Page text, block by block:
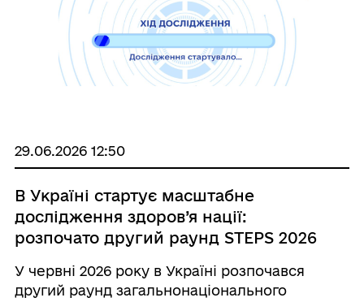
29.06.2026 12:50
В Україні стартує масштабне
дослідження здоров’я нації:
розпочато другий раунд STEPS 2026
У червні 2026 року в Україні розпочався
другий раунд загальнонаціонального